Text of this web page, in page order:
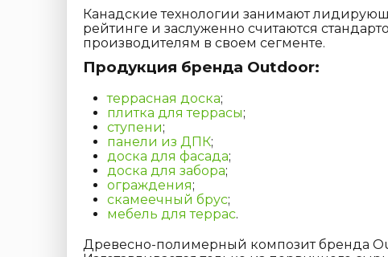
Канадские технологии занимают
рейтинге и заслуженно считаются
производителям в своем сегменте.
Продукция бренда Outdoor:
террасная доска;
плитка для террасы;
ступени;
панели из ДПК;
доска для фасада;
доска для забора;
ограждения;
скамеечный брус;
мебель для террас.
Древесно-полимерный композит бренда